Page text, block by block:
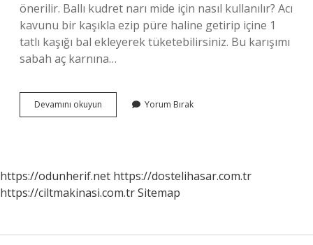
önerilir. Ballı kudret narı mide için nasıl kullanılır? Acı
kavunu bir kaşıkla ezip püre haline getirip içine 1
tatlı kaşığı bal ekleyerek tüketebilirsiniz. Bu karışımı
sabah aç karnına…
Devamını okuyun
Için
Yorum Bırak
https://odunherif.net https://dostelihasar.com.tr
https://ciltmakinasi.com.trSitemap